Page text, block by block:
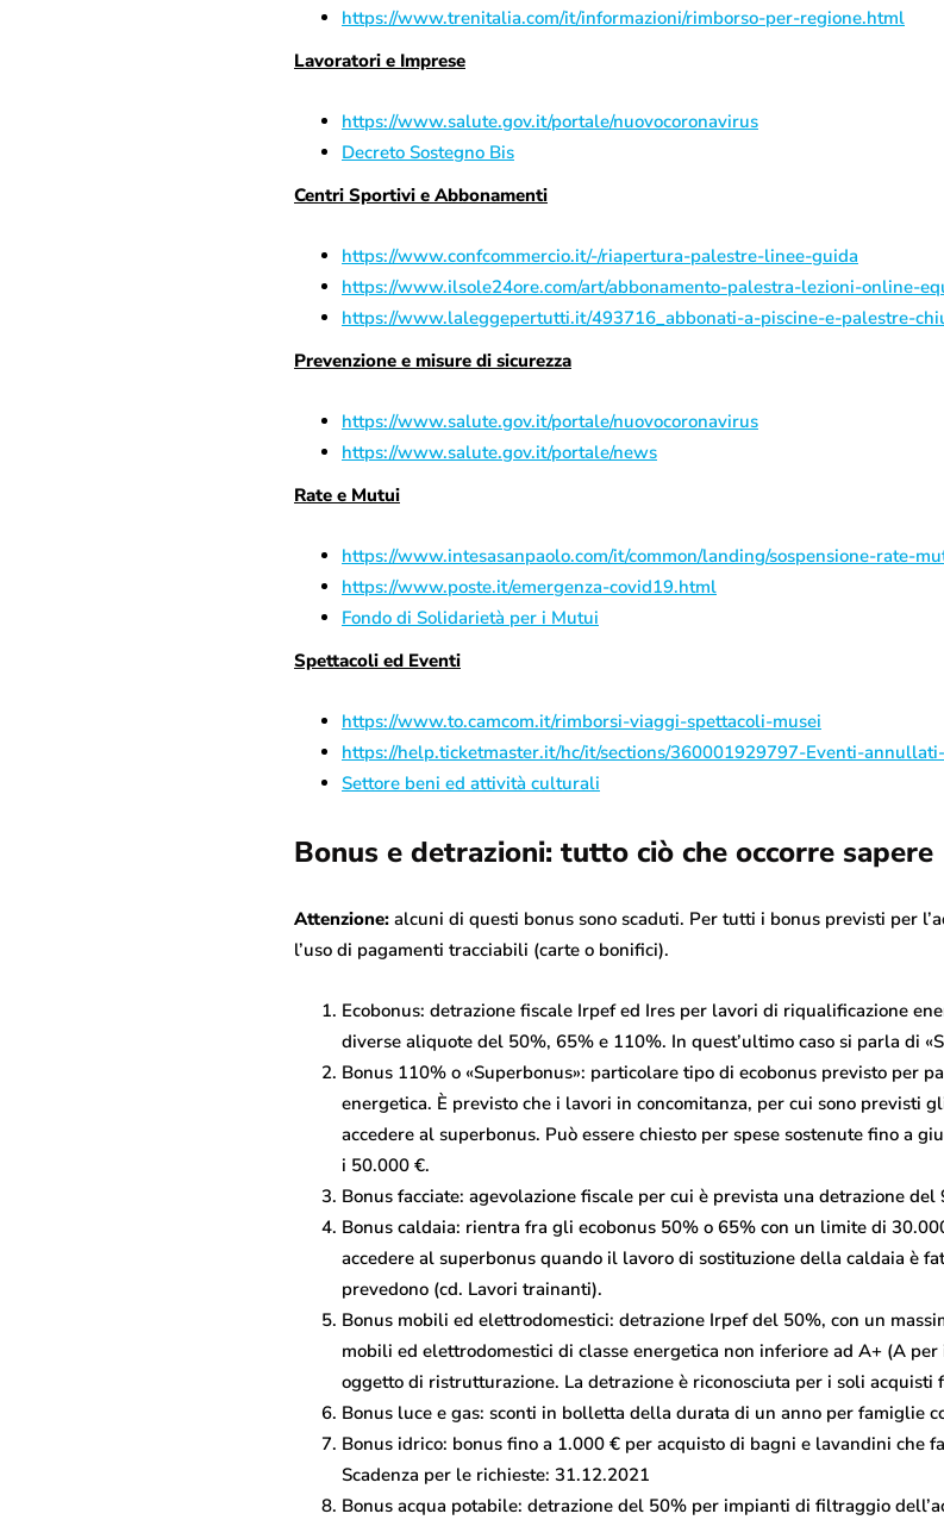
https://www.trenitalia.com/it/informazioni/rimborso-per-regione.html
Lavoratori e Imprese
https://www.salute.gov.it/portale/nuovocoronavirus
Decreto Sostegno Bis
Centri Sportivi e Abbonamenti
https://www.confcommercio.it/-/riapertura-palestre-linee-guida
https://www.ilsole24ore.com/art/abbonamento-palestra-lezioni-online-
https://www.laleggepertutti.it/493716_abbonati-a-piscine-e-palestre-
Prevenzione e misure di sicurezza
https://www.salute.gov.it/portale/nuovocoronavirus
https://www.salute.gov.it/portale/news
Rate e Mutui
https://www.intesasanpaolo.com/it/common/landing/sospensione-rate-
https://www.poste.it/emergenza-covid19.html
Fondo di Solidarietà per i Mutui
Spettacoli ed Eventi
https://www.to.camcom.it/rimborsi-viaggi-spettacoli-musei
https://help.ticketmaster.it/hc/it/sections/360001929797-Eventi-
Settore beni ed attività culturali
Bonus e detrazioni: tutto ciò che occorre sapere
Attenzione: alcuni di questi bonus sono scaduti. Per tutti i bonus previsti per
l’uso di pagamenti tracciabili (carte o bonifici).
Ecobonus: detrazione fiscale Irpef ed Ires per lavori di riqualificazione
diverse aliquote del 50%, 65% e 110%. In quest’ultimo caso si parla di
Bonus 110% o «Superbonus»: particolare tipo di ecobonus previsto per
energetica. È previsto che i lavori in concomitanza, per cui sono previsti
accedere al superbonus. Può essere chiesto per spese sostenute fino a
i 50.000 €.
Bonus facciate: agevolazione fiscale per cui è prevista una detrazione
Bonus caldaia: rientra fra gli ecobonus 50% o 65% con un limite di
accedere al superbonus quando il lavoro di sostituzione della caldaia è
prevedono (cd. Lavori trainanti).
Bonus mobili ed elettrodomestici: detrazione Irpef del 50%, con un
mobili ed elettrodomestici di classe energetica non inferiore ad A+ (A
oggetto di ristrutturazione. La detrazione è riconosciuta per i soli acquisti
Bonus luce e gas: sconti in bolletta della durata di un anno per famiglie
Bonus idrico: bonus fino a 1.000 € per acquisto di bagni e lavandini che
Scadenza per le richieste: 31.12.2021
Bonus acqua potabile: detrazione del 50% per impianti di filtraggio